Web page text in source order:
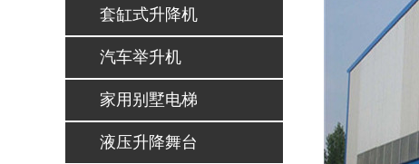
套缸式升降机
汽车举升机
家用别墅电梯
液压升降舞台